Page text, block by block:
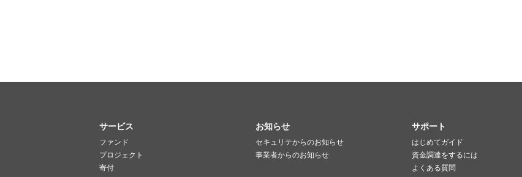
サービス
ファンド
プロジェクト
寄付
お知らせ
セキュリテからのお知らせ
事業者からのお知らせ
サポート
はじめてガイド
資金調達をするには
よくある質問